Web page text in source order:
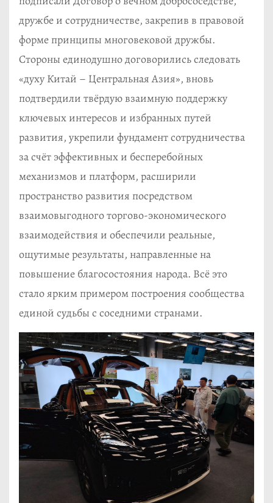
дружбе и сотрудничестве, закрепив в правовой
форме принципы многовековой дружбы.
Стороны единодушно договорились следовать
«духу Китай – Центральная Азия», вновь
подтвердили твёрдую взаимную поддержку
ключевых интересов и избранных путей
развития, укрепили фундамент сотрудничества
за счёт эффективных и бесперебойных
механизмов и платформ, расширили
пространство развития посредством
взаимовыгодного торгово-экономического
взаимодействия и обеспечили реальные,
ощутимые результаты, направленные на
повышение благосостояния народа. Всё это
стало ярким примером построения сообщества
единой судьбы с соседними странами.